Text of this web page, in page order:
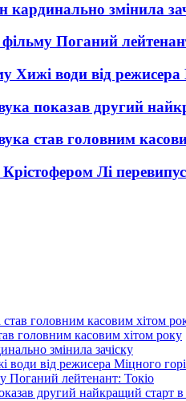
кардинально змінила
Поганий
Хижі води від
показав другий
став головним
Лі
головним касовим хітом року
змінила зачіску
від режисера Міцного
Поганий лейтенант: Токіо
другий найкращий старт в